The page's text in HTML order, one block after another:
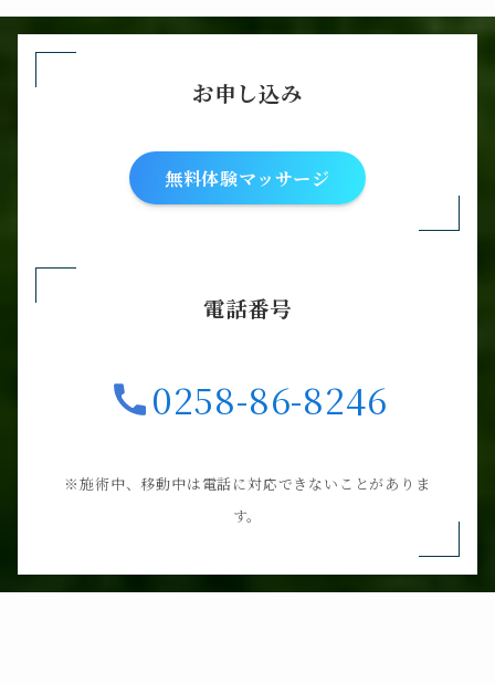
お申し込み
無料体験マッサージ
電話番号
0258-86-8246
※施術中、移動中は電話に対応できないことがありま
す。